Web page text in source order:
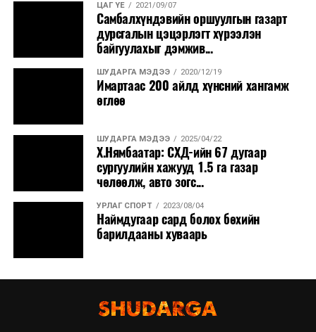
ЦАГ ҮЕ 2021/09/07
Самбалхүндэвийн оршуулгын газарт
дурсгалын цэцэрлэгт хүрээлэн
байгуулахыг дэмжив...
ШУДАРГА МЭДЭЭ 2020/12/19
Имартаас 200 айлд хүнсний хангамж
өглөө
ШУДАРГА МЭДЭЭ 2025/04/22
Х.Нямбаатар: СХД-ийн 67 дугаар
сургуулийн хажууд 1.5 га газар
чөлөөлж, авто зогс...
УРЛАГ СПОРТ 2023/08/04
Наймдугаар сард болох бөхийн
барилдааны хуваарь